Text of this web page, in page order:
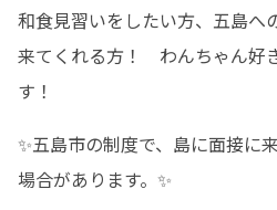
和食見習いをしたい方、五島へ
来てくれる方！　わんちゃん好
す！
✨五島市の制度で、島に面接に
場合があります。✨